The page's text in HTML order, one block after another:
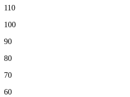
110
100
90
80
70
60